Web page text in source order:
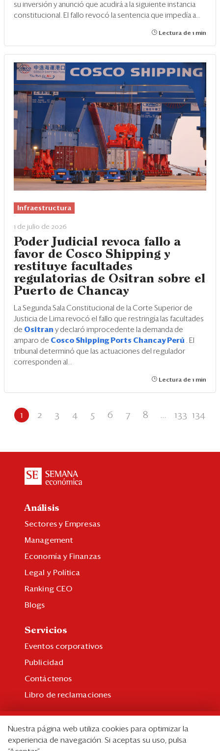
su inversión y anunció que acudirá a la siguiente instancia
constitucional. El fallo revocó la sentencia que impedía a...
Lectura de 1 min
Infraestructura
1 de julio de 2026
Poder Judicial revoca fallo a
favor de Cosco Shipping y
restituye facultades
regulatorias de Ositran sobre el
Puerto de Chancay
La Segunda Sala Constitucional de la Corte Superior de
Justicia de Lima revocó el fallo que restringía las facultades
de Ositran y declaró improcedente la demanda de
amparo de Cosco Shipping Ports Chancay Perú
. El
tribunal determinó que las actuaciones del regulador
corresponden al...
Lectura de 1 min
1 2 3 4 5 6 7 8 ... 133 134
Análisis
Sectores y Empresas
Management
Economía y Finanzas
Legal y Política
Ranking CEO
Blogs
Servicios
Eventos corporativos
Publicidad
Contáctenos
Libro de reclamaciones
Suscripción individual
Nuestra página web utiliza cookies para optimizar la
experiencia de navegación. Si aceptas su uso, pulsa